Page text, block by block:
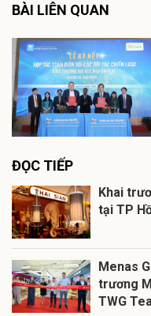
BÀI LIÊN QUAN
ĐỌC TIẾP
Khai
tại TP
Menas
trương
TWG